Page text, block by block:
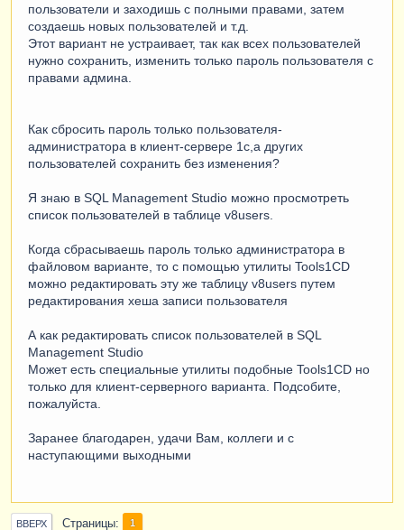
пользователи и заходишь с полными правами, затем
создаешь новых пользователей и т.д.
Этот вариант не устраивает, так как всех пользователей
нужно сохранить, изменить только пароль пользователя с
правами админа.
Как сбросить пароль только пользователя-
администратора в клиент-сервере 1с,а других
пользователей сохранить без изменения?
Я знаю в SQL Management Studio можно просмотреть
список пользователей в таблице v8users.
Когда сбрасываешь пароль только администратора в
файловом варианте, то с помощью утилиты Tools1CD
можно редактировать эту же таблицу v8users путем
редактирования хеша записи пользователя
А как редактировать список пользователей в SQL
Management Studio
Может есть специальные утилиты подобные Tools1CD но
только для клиент-серверного варианта. Подсобите,
пожалуйста.
Заранее благодарен, удачи Вам, коллеги и с
наступающими выходными
ВВЕРХ Страницы 1